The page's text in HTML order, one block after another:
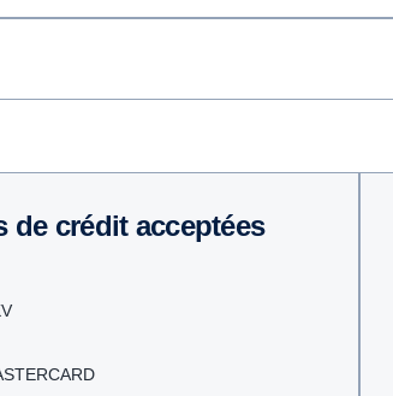
de crédit acceptées